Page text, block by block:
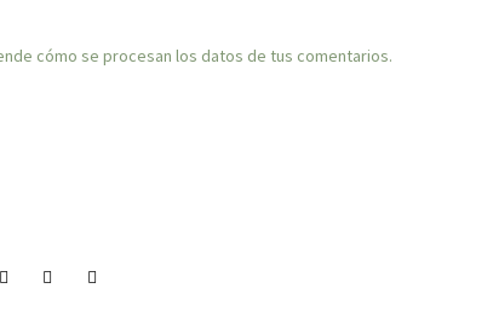
cómo se procesan los datos de tus comentarios.